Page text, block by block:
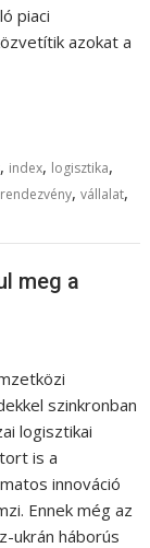
piaci
azokat a
, index, logisztika,
rendezvény,vállalat,
meg a
szinkronban
logisztikai
is a
innováció
Ennek még az
ukrán háborús